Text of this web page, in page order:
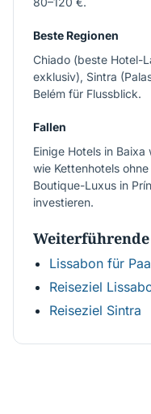
Beste Regionen
Chiado (beste Hotel-
exklusiv), Sintra
Belém für Flussblick.
Fallen
Einige Hotels in
wie Kettenhotels
Boutique-Luxus in
investieren.
Lissabon für
Reiseziel
Reiseziel Sintra